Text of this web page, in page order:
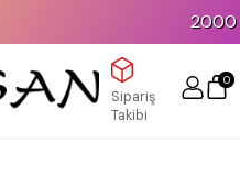
2000
Sipariş
Takibi
0